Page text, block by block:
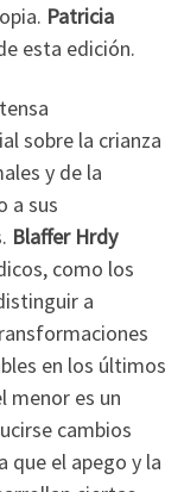
Patricia
esta edición.
sobre la crianza
y de la
a sus
Blaffer Hrdy
como los
a
en los últimos
menor es un
cambios
que el apego y la